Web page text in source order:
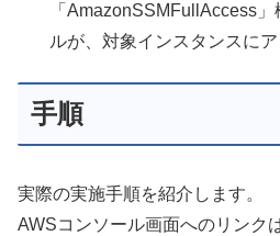
「AmazonSSMFullAccess
ルが、対象インスタンスに
手順
実際の実施手順を紹介します。
AWSコンソール画面へのリンク